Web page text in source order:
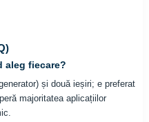
aleg fiecare?
și două ieșiri; e preferat
majoritatea aplicațiilor